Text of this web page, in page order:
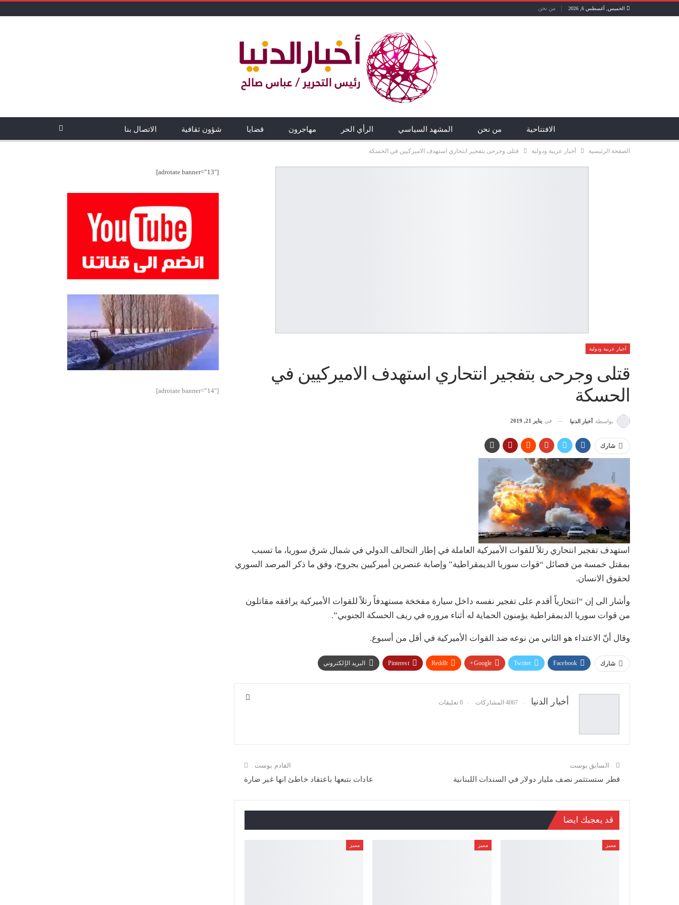
الخميس, أغسطس 6, 2026 من نحن
الافتتاحية من نحن المشهد السياسي الرأي الحر مهاجرون قضايا شؤون ثقافية الاتصال بنا
الصفحة الرئيسية أخبار عربية ودولية قتلى وجرحى بتفجير انتحاري استهدف الاميركيين في الحسكة
أخبار عربية ودولية
قتلى وجرحى بتفجير انتحاري استهدف الاميركيين في
الحسكة
بواسطة أخبار الدنيا في يناير 21, 2019
شارك
استهدف تفجير انتحاري رتلاً للقوات الأميركية العاملة في إطار التحالف الدولي في شمال شرق سوريا، ما تسبب
بمقتل خمسة من فصائل “قوات سوريا الديمقراطية” وإصابة عنصرين أميركيين بجروح، وفق ما ذكر المرصد السوري
لحقوق الانسان.
وأشار الى إن “انتحارياً أقدم على تفجير نفسه داخل سيارة مفخخة مستهدفاً رتلاً للقوات الأميركية يرافقه مقاتلون
من قوات سوريا الديمقراطية يؤمنون الحماية له أثناء مروره في ريف الحسكة الجنوبي”.
وقال أنّ الاعتداء هو الثاني من نوعه ضد القوات الأميركية في أقل من أسبوع.
شارك Facebook
Twitter
Google+
ReddIt
Pinterest البريد الإلكتروني
أخبار الدنيا 4067 المشاركات 0 تعليقات
السابق بوست
قطر ستستثمر نصف مليار دولار في السندات اللبنانية
القادم بوست
عادات نتبعها باعتقاد خاطئ انها غير ضارة
قد يعجبك ايضا
مميز مميز مميز
[adrotate banner=”13″]
[adrotate banner=”14″]